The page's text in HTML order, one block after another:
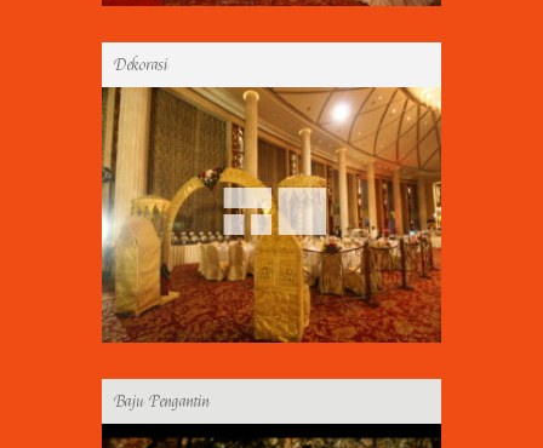
Dekorasi
Gallery
Baju Pengantin
Gallery